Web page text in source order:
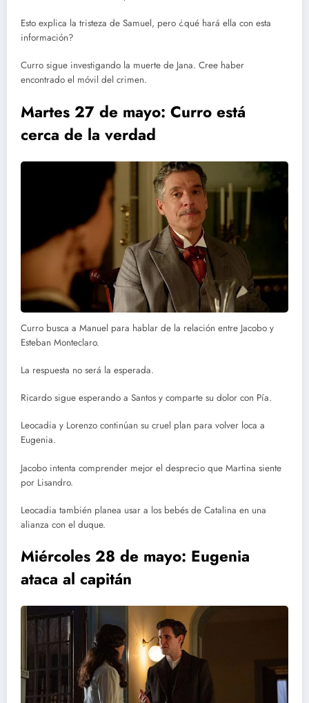
Esto explica la tristeza de Samuel, pero ¿qué hará ella con esta
información?
Curro sigue investigando la muerte de Jana. Cree haber
encontrado el móvil del crimen.
Martes 27 de mayo: Curro está
cerca de la verdad
Curro busca a Manuel para hablar de la relación entre Jacobo y
Esteban Monteclaro.
La respuesta no será la esperada.
Ricardo sigue esperando a Santos y comparte su dolor con Pía.
Leocadia y Lorenzo continúan su cruel plan para volver loca a
Eugenia.
Jacobo intenta comprender mejor el desprecio que Martina siente
por Lisandro.
Leocadia también planea usar a los bebés de Catalina en una
alianza con el duque.
Miércoles 28 de mayo: Eugenia
ataca al capitán